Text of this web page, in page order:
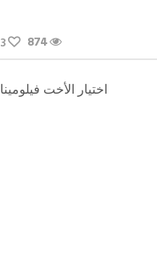
874
3
اختيار الأخت فيلومينا